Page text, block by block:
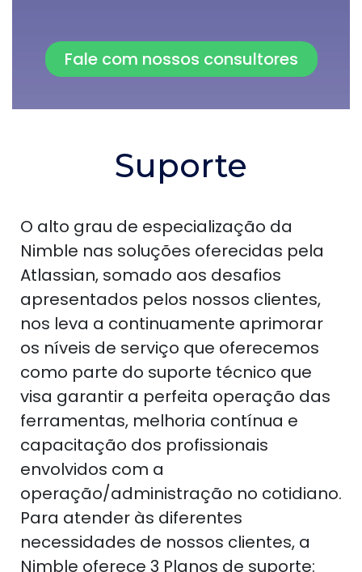
Fale com nossos consultores
Suporte
O alto grau de especialização da
Nimble nas soluções oferecidas pela
Atlassian, somado aos desafios
apresentados pelos nossos clientes,
nos leva a continuamente aprimorar
os níveis de serviço que oferecemos
como parte do suporte técnico que
visa garantir a perfeita operação das
ferramentas, melhoria contínua e
capacitação dos profissionais
envolvidos com a
operação/administração no cotidiano.
Para atender às diferentes
necessidades de nossos clientes, a
Nimble oferece 3 Planos de suporte: